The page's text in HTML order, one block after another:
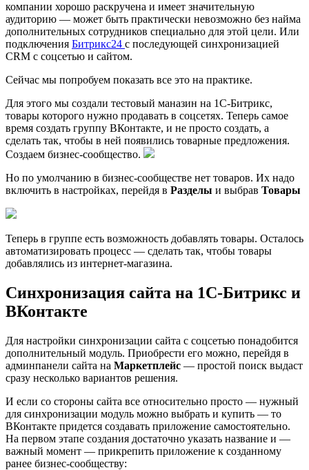
компании хорошо раскручена и имеет значительную
аудиторию — может быть практически невозможно без найма
дополнительных сотрудников специально для этой цели. Или
подключения Битрикс24 с последующей синхронизацией
CRM с соцсетью и сайтом.
Сейчас мы попробуем показать все это на практике.
Для этого мы создали тестовый маназин на 1С-Битрикс,
товары которого нужно продавать в соцсетях. Теперь самое
время создать группу ВКонтакте, и не просто создать, а
сделать так, чтобы в ней появились товарные предложения.
Создаем бизнес-сообщество.
Но по умолчанию в бизнес-сообществе нет товаров. Их надо
включить в настройках, перейдя в Разделы и выбрав Товары
Теперь в группе есть возможность добавлять товары. Осталось
автоматизировать процесс — сделать так, чтобы товары
добавлялись из интернет-магазина.
Синхронизация сайта на 1С-Битрикс и
ВКонтакте
Для настройки синхронизации сайта с соцсетью понадобится
дополнительный модуль. Приобрести его можно, перейдя в
админпанели сайта на Маркетплейс — простой поиск выдаст
сразу несколько вариантов решения.
И если со стороны сайта все относительно просто — нужный
для синхронизации модуль можно выбрать и купить — то
ВКонтакте придется создавать приложение самостоятельно.
На первом этапе создания достаточно указать название и —
важный момент — прикрепить приложение к созданному
ранее бизнес-сообществу: